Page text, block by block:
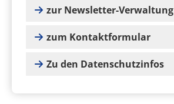
zur Newsletter-Verwaltung
zum Kontaktformular
Zu den Datenschutzinfos